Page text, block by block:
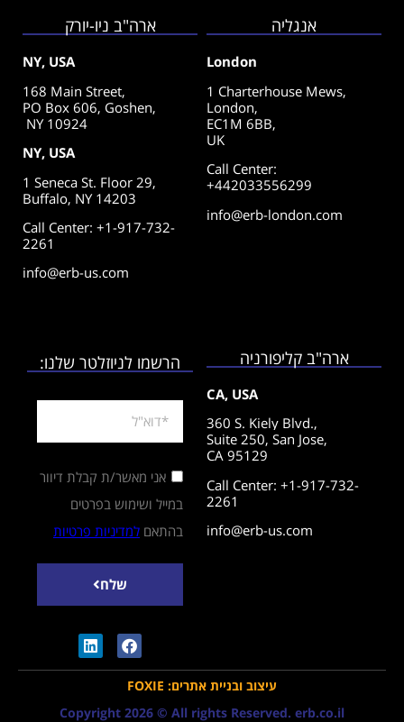
אנגליה
London
1 Charterhouse Mews,
London,
EC1M 6BB,
UK
Call Center:
+442033556299
info@erb-london.com
ארה"ב ניו-יורק
NY, USA
168 Main Street,
PO Box 606, Goshen,
NY 10924
NY, USA
1 Seneca St. Floor 29,
Buffalo, NY 14203
Call Center: +1-917-732-
2261
info@erb-us.com
ארה"ב קליפורניה
CA, USA
360 S. Kiely Blvd.,
Suite 250, San Jose,
CA 95129
Call Center: +1-917-732-
2261
info@erb-us.com
הרשמו לניוזלטר שלנו:
אני מאשר/ת קבלת דיוור
במייל ושימוש בפרטים
בהתאם למדיניות פרטיות
שלח
עיצוב ובניית אתרים: FOXIE
Copyright 2026 © All rights Reserved. erb.co.il